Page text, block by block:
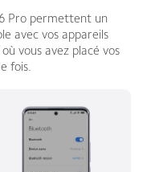
Pro permettent un
avec vos appareils
vous avez placé vos
fois.